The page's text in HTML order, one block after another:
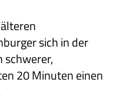
sich in der
schwerer,
20 Minuten einen